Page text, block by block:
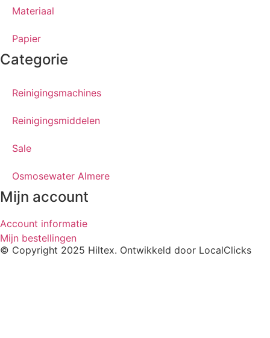
Materiaal
Papier
Categorie
Reinigingsmachines
Reinigingsmiddelen
Sale
Osmosewater Almere
Mijn account
Account informatie
Mijn bestellingen
© Copyright 2025 Hiltex. Ontwikkeld door LocalClicks